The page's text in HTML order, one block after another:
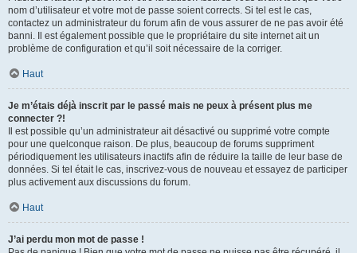
nom d’utilisateur et votre mot de passe soient corrects. Si tel est le cas,
contactez un administrateur du forum afin de vous assurer de ne pas avoir été
banni. Il est également possible que le propriétaire du site internet ait un
problème de configuration et qu’il soit nécessaire de la corriger.
Haut
Je m’étais déjà inscrit par le passé mais ne peux à présent plus me
connecter ?!
Il est possible qu’un administrateur ait désactivé ou supprimé votre compte
pour une quelconque raison. De plus, beaucoup de forums suppriment
périodiquement les utilisateurs inactifs afin de réduire la taille de leur base de
données. Si tel était le cas, inscrivez-vous de nouveau et essayez de participer
plus activement aux discussions du forum.
Haut
J’ai perdu mon mot de passe !